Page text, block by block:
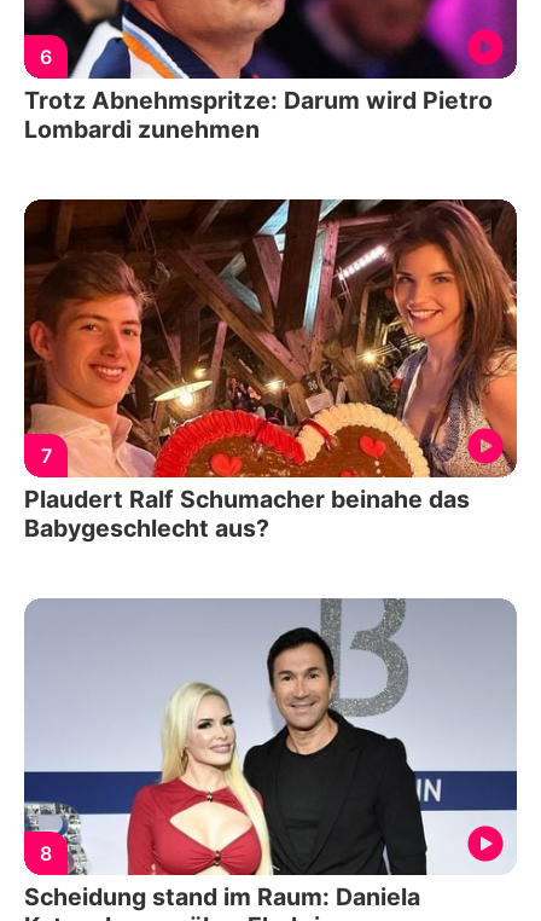
6
Trotz Abnehmspritze: Darum wird Pietro
Lombardi zunehmen
7
Plaudert Ralf Schumacher beinahe das
Babygeschlecht aus?
8
Scheidung stand im Raum: Daniela